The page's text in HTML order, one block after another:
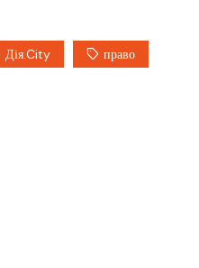
Дія.City право